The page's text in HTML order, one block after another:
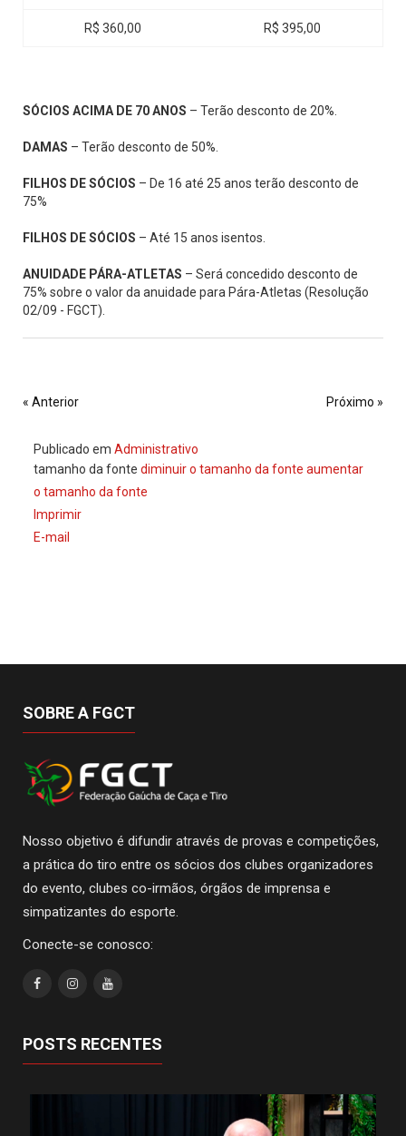
R$ 360,00 R$ 395,00
SÓCIOS ACIMA DE 70 ANOS – Terão desconto de 20%.
DAMAS – Terão desconto de 50%.
FILHOS DE SÓCIOS – De 16 até 25 anos terão desconto de
75%
FILHOS DE SÓCIOS – Até 15 anos isentos.
ANUIDADE PÁRA-ATLETAS – Será concedido desconto de
75% sobre o valor da anuidade para Pára-Atletas (Resolução
02/09 - FGCT).
« Anterior Próximo »
Publicado em Administrativo
tamanho da fonte diminuir o tamanho da fonte aumentar
o tamanho da fonte
Imprimir
E-mail
SOBRE A FGCT
Nosso objetivo é difundir através de provas e competições,
a prática do tiro entre os sócios dos clubes organizadores
do evento, clubes co-irmãos, órgãos de imprensa e
simpatizantes do esporte.
Conecte-se conosco:
POSTS RECENTES